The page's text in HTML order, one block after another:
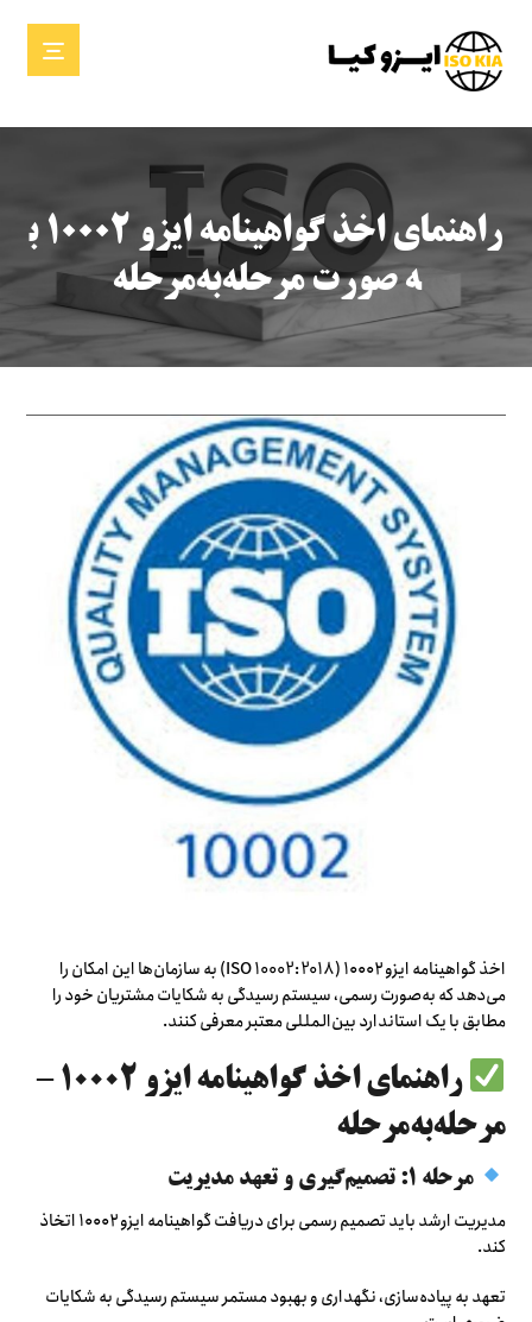
راهنمای اخذ گواهینامه ایزو ۱۰۰۰۲ ب
ه صورت مرحله‌به‌مرحله
اخذ گواهینامه ایزو ۱۰۰۰۲ (ISO 10002:2018) به سازمان‌ها این امکان را
می‌دهد که به‌صورت رسمی، سیستم رسیدگی به شکایات مشتریان خود را
مطابق با یک استاندارد بین‌المللی معتبر معرفی کنند.
راهنمای اخذ گواهینامه ایزو ۱۰۰۰۲ –
مرحله‌به‌مرحله
مرحله ۱: تصمیم‌گیری و تعهد مدیریت
مدیریت ارشد باید تصمیم رسمی برای دریافت گواهینامه ایزو ۱۰۰۰۲ اتخاذ
کند.
تعهد به پیاده‌سازی، نگهداری و بهبود مستمر سیستم رسیدگی به شکایات